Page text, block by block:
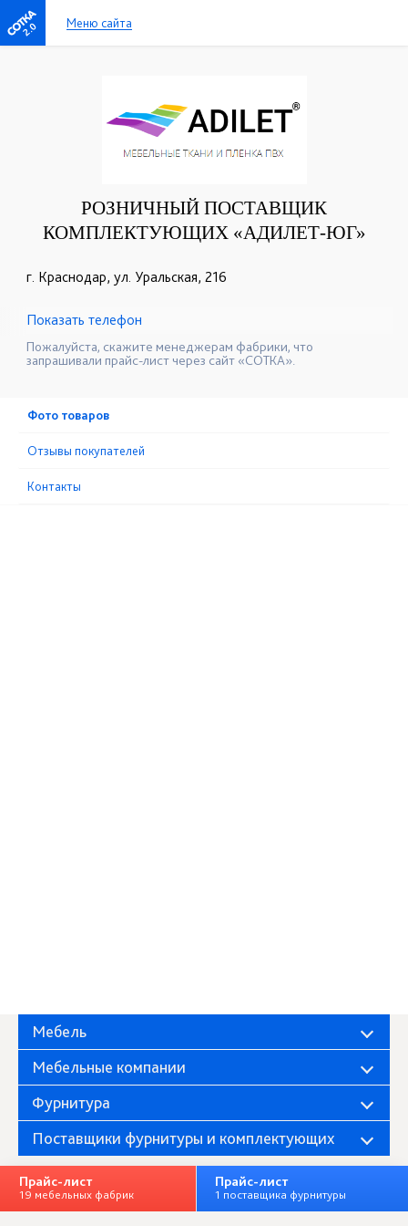
2.0 Меню сайта
РОЗНИЧНЫЙ ПОСТАВЩИК
КОМПЛЕКТУЮЩИХ «АДИЛЕТ-ЮГ»
г. Краснодар, ул. Уральская, 216
☎+7-918-347-80-57
Показать телефон
Пожалуйста, скажите менеджерам фабрики, что
запрашивали прайс-лист через сайт «СОТКА».
Фото товаров
Отзывы покупателей
Контакты
Мебель
Мебельные компании
Фурнитура
Поставщики фурнитуры и комплектующих
Прайс-лист
19 мебельных фабрик
Прайс-лист
1 поставщика фурнитуры